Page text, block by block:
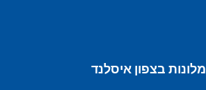
מלונות בצפון איסלנד